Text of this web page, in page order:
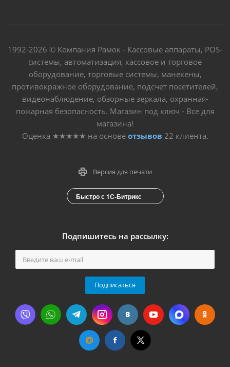
1992-2026 © Компания Рамок - Кассовые аппараты, POS-
системы, автоматизация, кассовое и торговое
оборудование, торговые системы, манекены,
противокражное оборудование, подсчет посетителей,
видеонаблюдение, обзорные зеркала, охранная-
пожарная безопасность. Магазин под ключ - Все для
магазина!
Оценка ★★★★★ на основе отзывов 22 клиента.
Версия для печати
Быстро с 1С-Битрикс
Подпишитесь на рассылку:
Подписаться